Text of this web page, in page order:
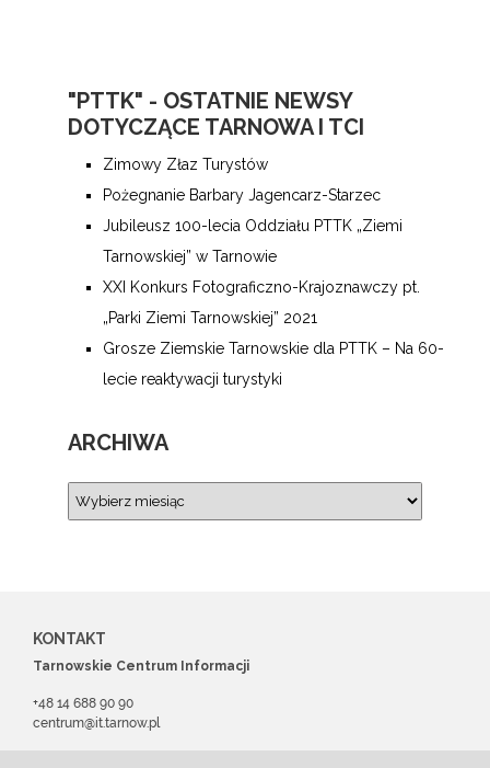
"PTTK" - OSTATNIE NEWSY
DOTYCZĄCE TARNOWA I TCI
Zimowy Złaz Turystów
Pożegnanie Barbary Jagencarz-Starzec
Jubileusz 100-lecia Oddziału PTTK „Ziemi
Tarnowskiej” w Tarnowie
XXI Konkurs Fotograficzno-Krajoznawczy pt.
„Parki Ziemi Tarnowskiej” 2021
Grosze Ziemskie Tarnowskie dla PTTK – Na 60-
lecie reaktywacji turystyki
ARCHIWA
KONTAKT
Tarnowskie Centrum Informacji
+48 14 688 90 90
centrum@it.tarnow.pl